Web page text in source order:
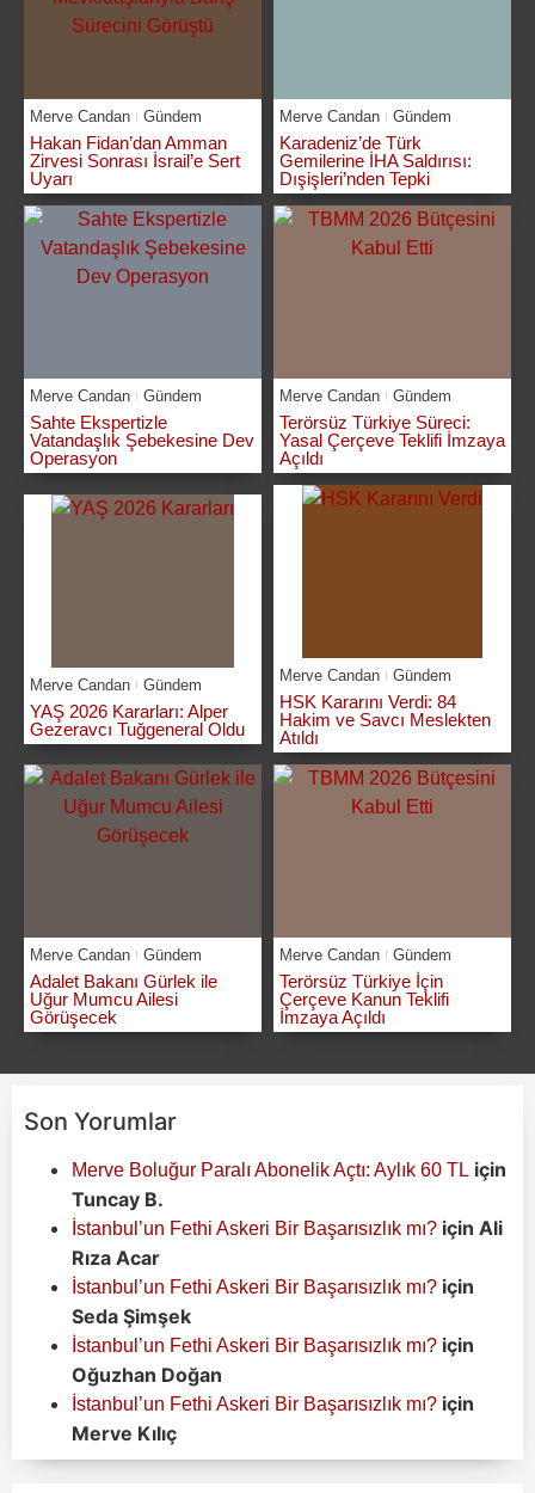
Merve Candan Gündem
Hakan Fidan’dan Amman
Zirvesi Sonrası İsrail’e Sert
Uyarı
Merve Candan Gündem
Karadeniz’de Türk
Gemilerine İHA Saldırısı:
Dışişleri’nden Tepki
Merve Candan Gündem
Sahte Ekspertizle
Vatandaşlık Şebekesine Dev
Operasyon
Merve Candan Gündem
Terörsüz Türkiye Süreci:
Yasal Çerçeve Teklifi İmzaya
Açıldı
Merve Candan Gündem
YAŞ 2026 Kararları: Alper
Gezeravcı Tuğgeneral Oldu
Merve Candan Gündem
HSK Kararını Verdi: 84
Hakim ve Savcı Meslekten
Atıldı
Merve Candan Gündem
Adalet Bakanı Gürlek ile
Uğur Mumcu Ailesi
Görüşecek
Merve Candan Gündem
Terörsüz Türkiye İçin
Çerçeve Kanun Teklifi
İmzaya Açıldı
Son Yorumlar
Merve Boluğur Paralı Abonelik Açtı: Aylık 60 TL için
Tuncay B.
İstanbul’un Fethi Askeri Bir Başarısızlık mı? için Ali
Rıza Acar
İstanbul’un Fethi Askeri Bir Başarısızlık mı? için
Seda Şimşek
İstanbul’un Fethi Askeri Bir Başarısızlık mı? için
Oğuzhan Doğan
İstanbul’un Fethi Askeri Bir Başarısızlık mı? için
Merve Kılıç